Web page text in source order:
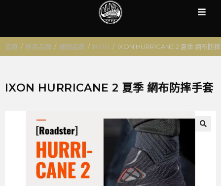
首頁 / 所有品牌 / 經銷品牌 / IXON / IXON HURRICANE 2 夏季 網布防
IXON HURRICANE 2 夏季 網布防摔手套